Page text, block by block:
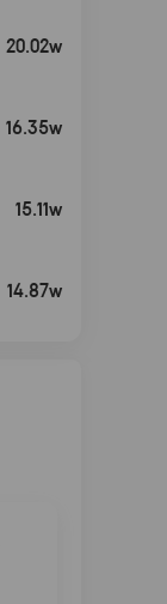
20.02w
16.35w
15.11w
14.87w